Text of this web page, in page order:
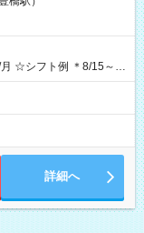
～
～21：00 ＊8/31
～16：00 ＊9/6～
詳細へ